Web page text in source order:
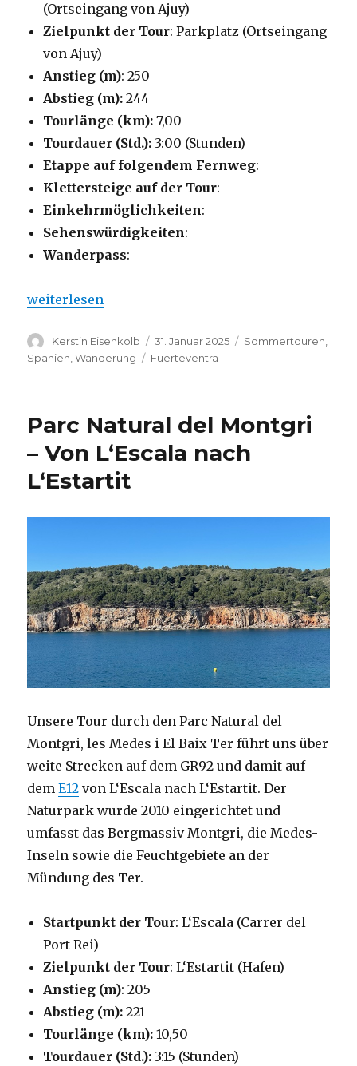
(Ortseingang von Ajuy)
Zielpunkt der Tour: Parkplatz (Ortseingang
von Ajuy)
Anstieg (m): 250
Abstieg (m): 244
Tourlänge (km):7,00
Tourdauer (Std.): 3:00 (Stunden)
Etappe auf folgendem Fernweg:
Klettersteige auf der Tour:
Einkehrmöglichkeiten:
Sehenswürdigkeiten:
Wanderpass:
„Klippenwanderung und Höhlen bei Ajuy“
weiterlesen
Autor
Kerstin Eisenkolb
Veröffentlicht
am
31. Januar 2025 Kategorien
Sommertouren
Spanien ,Wanderung Schlagwörter
Fuerteventra
Parc Natural del Montgri
– Von L‘Escala nach
L‘Estartit
Unsere Tour durch den Parc Natural del
Montgri, les Medes i El Baix Ter führt uns über
weite Strecken auf dem GR92 und damit auf
demE12 von L‘Escala nach L‘Estartit. Der
Naturpark wurde 2010 eingerichtet und
umfasst das Bergmassiv Montgri, die Medes-
Inseln sowie die Feuchtgebiete an der
Mündung des Ter.
Startpunkt der Tour: L‘Escala (Carrer del
Port Rei)
Zielpunkt der Tour: L‘Estartit (Hafen)
Anstieg (m): 205
Abstieg (m): 221
Tourlänge (km):10,50
Tourdauer (Std.): 3:15 (Stunden)